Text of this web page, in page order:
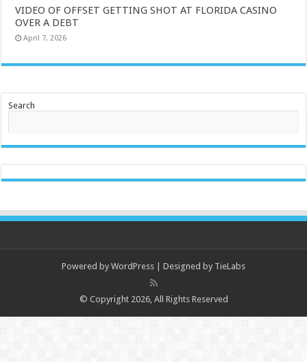
VIDEO OF OFFSET GETTING SHOT AT FLORIDA CASINO
OVER A DEBT
April 7, 2026
Search
Powered by WordPress | Designed by TieLabs
© Copyright 2026, All Rights Reserved